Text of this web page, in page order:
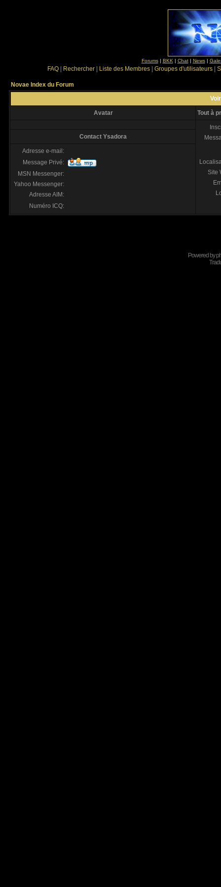
Forums| BKK | Chat| News|
FAQ Rechercher Liste des Membres Groupes d'utilisateurs
Novae Index du Forum
Avatar Tout à
Site
Contact Ysadora
Adresse e-mail:
Message Privé:
MSN Messenger:
Yahoo Messenger:
Adresse AIM:
Numéro ICQ:
Powered by